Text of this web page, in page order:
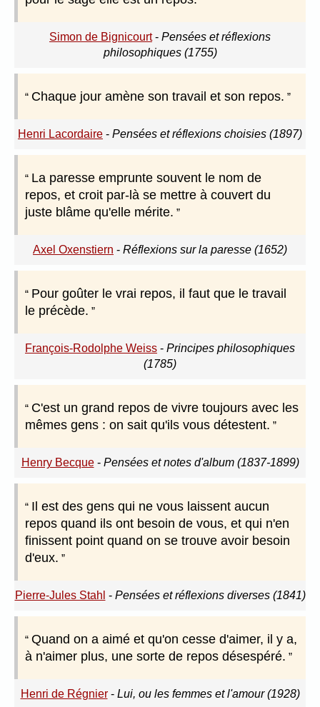
Simon de Bignicourt- Pensées et réflexions
philosophiques (1755)
Chaque jour amène son travail et son repos.
Henri Lacordaire - Pensées et réflexions choisies (1897)
La paresse emprunte souvent le nom de
repos, et croit par-là se mettre à couvert du
juste blâme qu'elle mérite.
Axel Oxenstiern - Réflexions sur la paresse (1652)
Pour goûter le vrai repos, il faut que le travail
le précède.
François-Rodolphe Weiss - Principes philosophiques
(1785)
C'est un grand repos de vivre toujours avec les
mêmes gens : on sait qu'ils vous détestent.
Henry Becque- Pensées et notes d'album (1837-1899)
Il est des gens qui ne vous laissent aucun
repos quand ils ont besoin de vous, et qui n'en
finissent point quand on se trouve avoir besoin
d'eux.
Pierre-Jules Stahl - Pensées et réflexions diverses (1841)
Quand on a aimé et qu'on cesse d'aimer, il y a,
à n'aimer plus, une sorte de repos désespéré.
Henri de Régnier- Lui, ou les femmes et l'amour (1928)